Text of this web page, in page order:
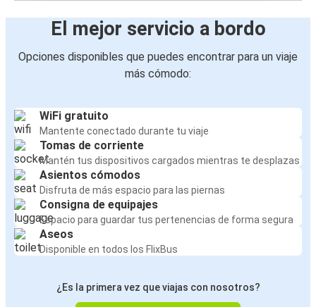
El mejor servicio a bordo
Opciones disponibles que puedes encontrar para un viaje
más cómodo:
WiFi gratuito
Mantente conectado durante tu viaje
Tomas de corriente
Mantén tus dispositivos cargados mientras te desplazas
Asientos cómodos
Disfruta de más espacio para las piernas
Consigna de equipajes
Espacio para guardar tus pertenencias de forma segura
Aseos
Disponible en todos los FlixBus
¿Es la primera vez que viajas con nosotros?